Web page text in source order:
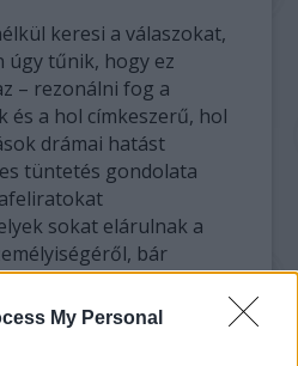
My Personal
keresi a válaszokat,
úgy tűnik, hogy ez
– rezonálni fog a
és a hol címkeszerű, hol
drámai hatást
tüntetés gondolata
sokat elárulnak a
bár
éppen az szűrődött
közösek a
A szövegek